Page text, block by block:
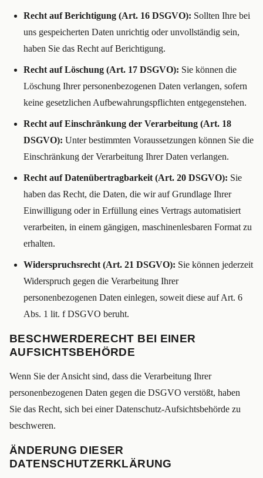
Recht auf Berichtigung (Art. 16 DSGVO): Sollten Ihre bei
uns gespeicherten Daten unrichtig oder unvollständig sein,
haben Sie das Recht auf Berichtigung.
Recht auf Löschung (Art. 17 DSGVO): Sie können die
Löschung Ihrer personenbezogenen Daten verlangen, sofern
keine gesetzlichen Aufbewahrungspflichten entgegenstehen.
Recht auf Einschränkung der Verarbeitung (Art. 18
DSGVO): Unter bestimmten Voraussetzungen können Sie die
Einschränkung der Verarbeitung Ihrer Daten verlangen.
Recht auf Datenübertragbarkeit (Art. 20 DSGVO): Sie
haben das Recht, die Daten, die wir auf Grundlage Ihrer
Einwilligung oder in Erfüllung eines Vertrags automatisiert
verarbeiten, in einem gängigen, maschinenlesbaren Format zu
erhalten.
Widerspruchsrecht (Art. 21 DSGVO): Sie können jederzeit
Widerspruch gegen die Verarbeitung Ihrer
personenbezogenen Daten einlegen, soweit diese auf Art. 6
Abs. 1 lit. f DSGVO beruht.
BESCHWERDERECHT BEI EINER
AUFSICHTSBEHÖRDE
Wenn Sie der Ansicht sind, dass die Verarbeitung Ihrer
personenbezogenen Daten gegen die DSGVO verstößt, haben
Sie das Recht, sich bei einer Datenschutz-Aufsichtsbehörde zu
beschweren.
ÄNDERUNG DIESER
DATENSCHUTZERKLÄRUNG